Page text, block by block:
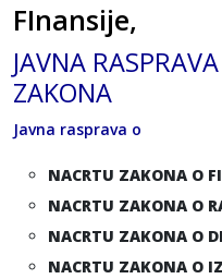
FInansije,
JAVNA
ZAKONA
Javna rasprava o
NACRTU ZAKONA O
NACRTU ZAKONA O
NACRTU ZAKONA O
NACRTU ZAKONA O